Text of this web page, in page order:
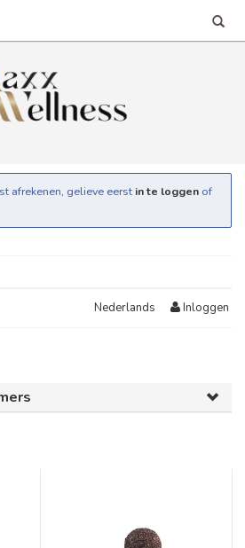
afrekenen, gelieve eerst in te loggen of
Nederlands Inloggen